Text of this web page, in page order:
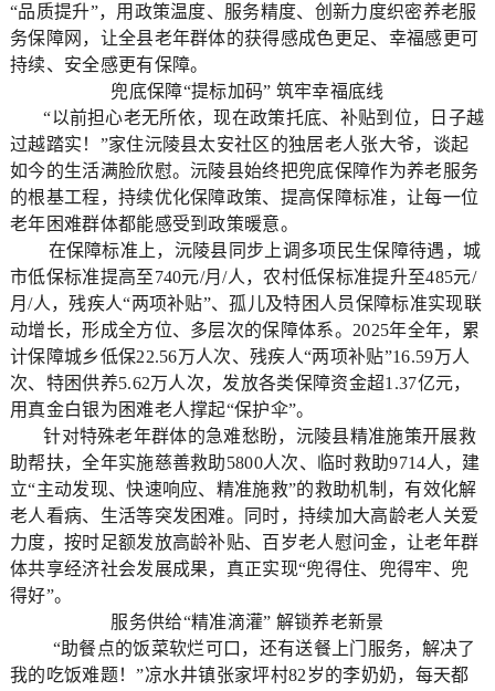
“品质提升”，用政策温度、服务精度、创新力度织密养老服
务保障网，让全县老年群体的获得感成色更足、幸福感更可
持续、安全感更有保障。
兜底保障“提标加码” 筑牢幸福底线
“以前担心老无所依，现在政策托底、补贴到位，日子越
过越踏实！”家住沅陵县太安社区的独居老人张大爷，谈起
如今的生活满脸欣慰。沅陵县始终把兜底保障作为养老服务
的根基工程，持续优化保障政策、提高保障标准，让每一位
老年困难群体都能感受到政策暖意。
在保障标准上，沅陵县同步上调多项民生保障待遇，城
市低保标准提高至740元/月/人，农村低保标准提升至485元/
月/人，残疾人“两项补贴”、孤儿及特困人员保障标准实现联
动增长，形成全方位、多层次的保障体系。2025年全年，累
计保障城乡低保22.56万人次、残疾人“两项补贴”16.59万人
次、特困供养5.62万人次，发放各类保障资金超1.37亿元，
用真金白银为困难老人撑起“保护伞”。
针对特殊老年群体的急难愁盼，沅陵县精准施策开展救
助帮扶，全年实施慈善救助5800人次、临时救助9714人，建
立“主动发现、快速响应、精准施救”的救助机制，有效化解
老人看病、生活等突发困难。同时，持续加大高龄老人关爱
力度，按时足额发放高龄补贴、百岁老人慰问金，让老年群
体共享经济社会发展成果，真正实现“兜得住、兜得牢、兜
得好”。
服务供给“精准滴灌” 解锁养老新景
“助餐点的饭菜软烂可口，还有送餐上门服务，解决了
我的吃饭难题！”凉水井镇张家坪村82岁的李奶奶，每天都